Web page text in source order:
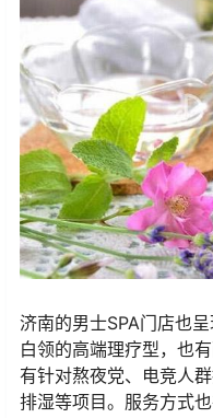
济南的男士SPA门店也
白领的高端理疗型，也
有针对熬夜党、电竞人
排湿等项目。服务方式